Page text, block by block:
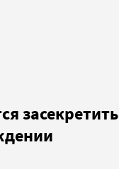
засекретить